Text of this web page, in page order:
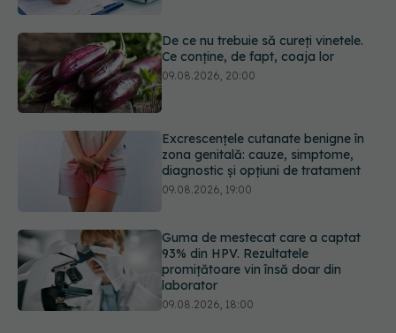
Excrescențele cutanate benigne în
zona genitală: cauze, simptome,
diagnostic și opțiuni de tratament
Guma de mestecat care a captat
93% din HPV. Rezultatele
promițătoare vin însă doar din
laborator
Câte zile de concediu avem nevoie
într-un an? Răspunsul oferit de un
studiu desfășurat timp de 40 de ani